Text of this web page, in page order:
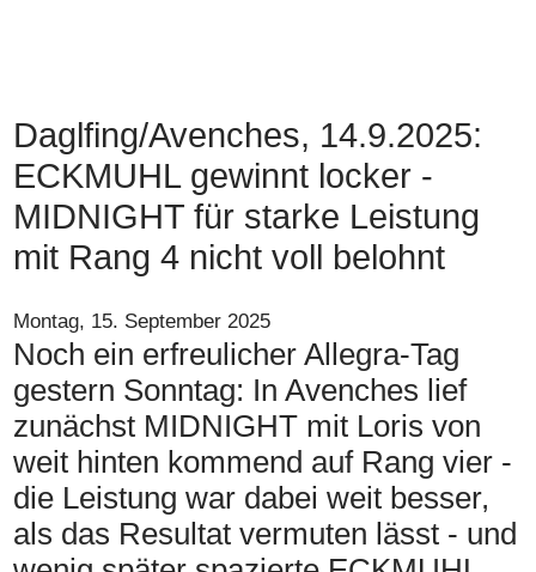
Daglfing/Avenches, 14.9.2025:
ECKMUHL gewinnt locker -
MIDNIGHT für starke Leistung
mit Rang 4 nicht voll belohnt
Montag, 15. September 2025
Noch ein erfreulicher Allegra-Tag
gestern Sonntag: In Avenches lief
zunächst MIDNIGHT mit Loris von
weit hinten kommend auf Rang vier -
die Leistung war dabei weit besser,
als das Resultat vermuten lässt - und